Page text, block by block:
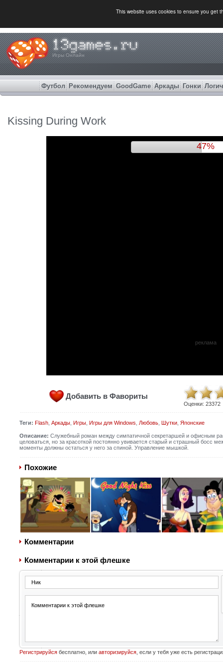
This website uses cookies to ensure you get
Игры Онлайн
Футбол Рекомендуем GoodGame Аркады Гонки
Kissing During Work
50%
реклама
Добавить в Фавориты
Оценки: 23372
Теги: Flash, Аркады, Игры, Игры для Windows Любовь, Шутки, Японские
Описание: Служебный роман между симпатичной секретаршей и офисным
целоваться, но за красоткой постоянно увивается старый и страшный босс
моменты должны остаться у него за спиной. Управление мышкой.
Похожие
Комментарии
Комментарии к этой флешке
Регистрируйсябесплатно, или авторизируйся, если у тебя уже есть